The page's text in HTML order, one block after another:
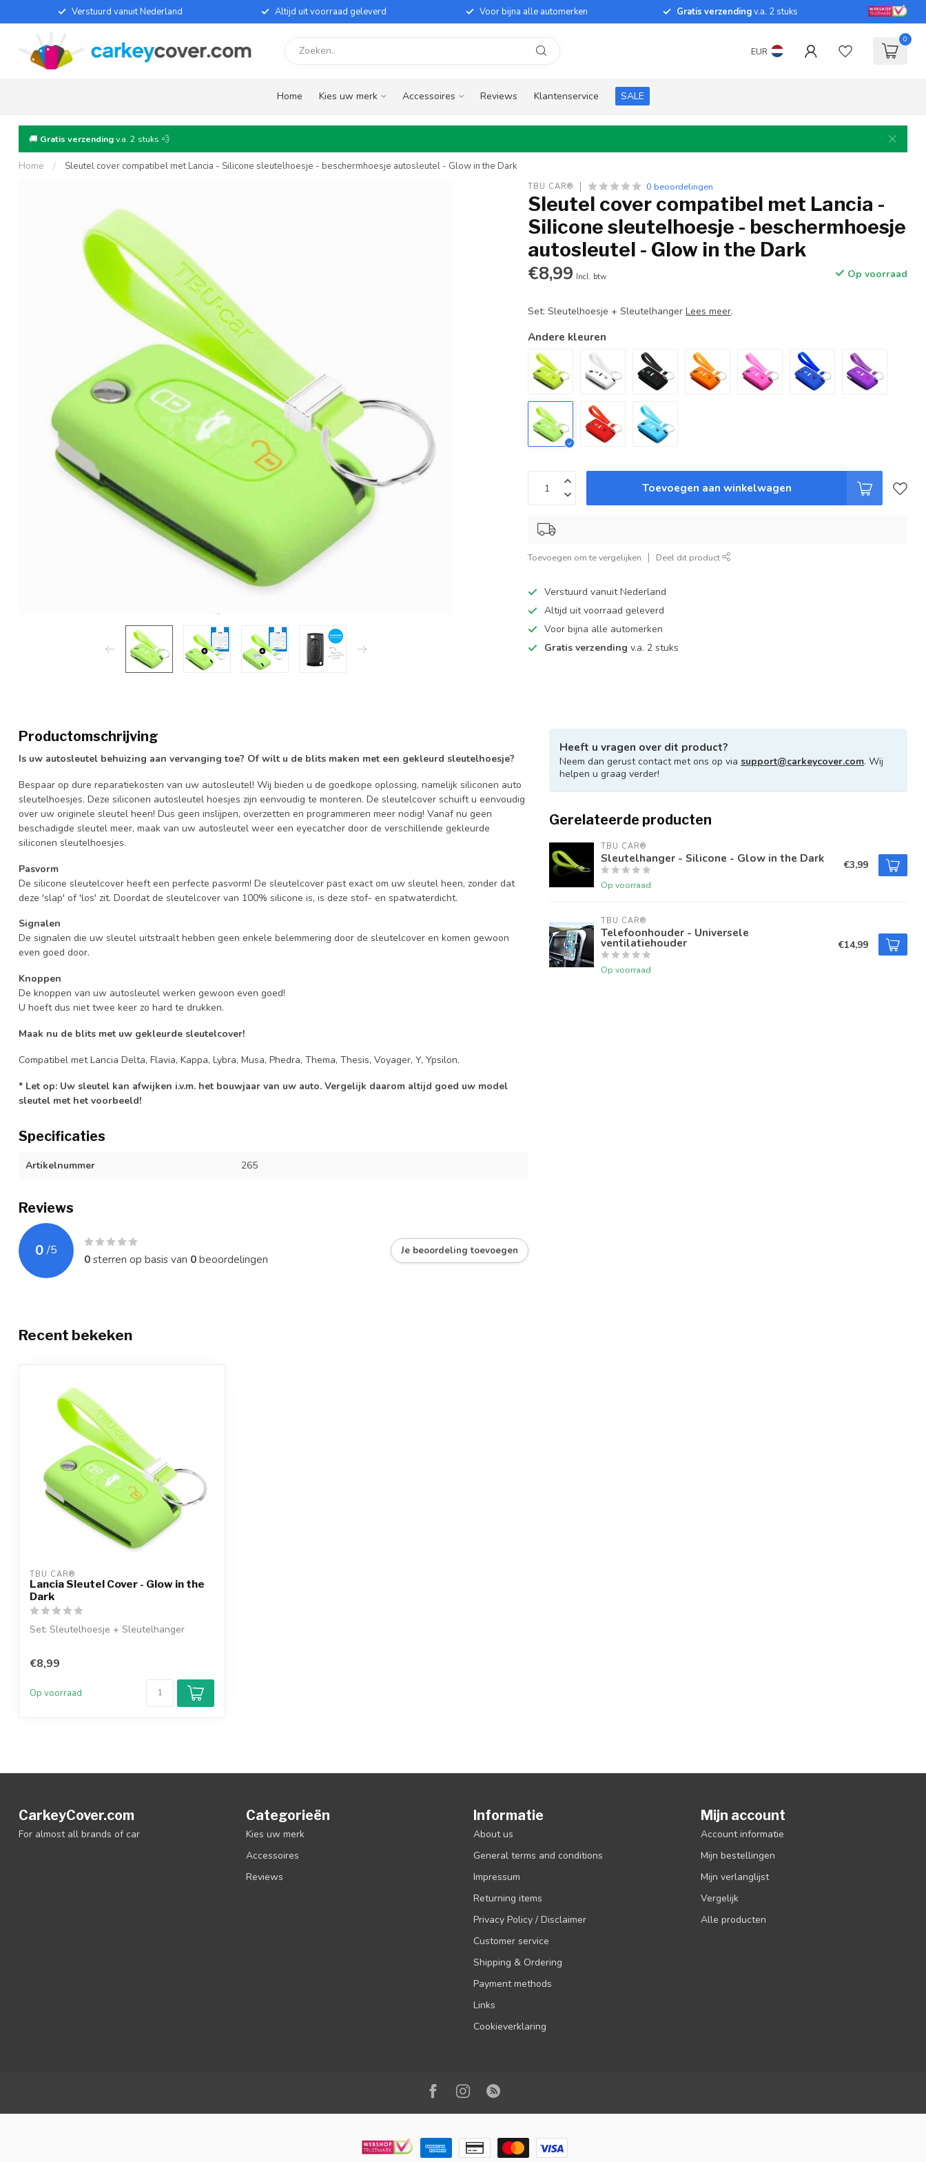
Verstuurd vanuit Nederland Altijd uit voorraad geleverd Voor bijna alle automerken Gratis verzendingv.a. 2 stuks
EUR
0
Home Kies uw merk Accessoires Reviews Klantenservice SALE
🚚 Gratis verzendingv.a. 2 stuks 💨
Home / Sleutel cover compatibel met Lancia - Silicone sleutelhoesje - beschermhoesje autosleutel - Glow in the Dark
TBU CAR® 0 beoordelingen
Sleutel cover compatibel met Lancia -
Silicone sleutelhoesje - beschermhoesje
autosleutel - Glow in the Dark
€8,99 Incl. btw Op voorraad
Set: Sleutelhoesje + SleutelhangerLees meer.
Andere kleuren
Toevoegen aan winkelwagen
Toevoegen om te vergelijken Deel dit product
Verstuurd vanuit Nederland
Altijd uit voorraad geleverd
Voor bijna alle automerken
Gratis verzending v.a. 2 stuks
Productomschrijving
Is uw autosleutel behuizing aan vervanging toe? Of wilt u de blits maken met een gekleurd sleutelhoesje?
Bespaar op dure reparatiekosten van uw autosleutel! Wij bieden u de goedkope oplossing, namelijk siliconen auto
sleutelhoesjes. Deze siliconen autosleutel hoesjes zijn eenvoudig te monteren. De sleutelcover schuift u eenvoudig
over uw originele sleutel heen! Dus geen inslijpen, overzetten en programmeren meer nodig! Vanaf nu geen
beschadigde sleutel meer, maak van uw autosleutel weer een eyecatcher door de verschillende gekleurde
siliconen sleutelhoesjes.
Pasvorm
De silicone sleutelcover heeft een perfecte pasvorm! De sleutelcover past exact om uw sleutel heen, zonder dat
deze 'slap' of 'los' zit. Doordat de sleutelcover van 100% silicone is, is deze stof- en spatwaterdicht.
Signalen
De signalen die uw sleutel uitstraalt hebben geen enkele belemmering door de sleutelcover en komen gewoon
even goed door.
Knoppen
De knoppen van uw autosleutel werken gewoon even goed!
U hoeft dus niet twee keer zo hard te drukken.
Maak nu de blits met uw gekleurde sleutelcover!
Compatibel met Lancia Delta, Flavia, Kappa, Lybra, Musa, Phedra, Thema, Thesis, Voyager, Y, Ypsilon.
* Let op: Uw sleutel kan afwijken i.v.m. het bouwjaar van uw auto. Vergelijk daarom altijd goed uw model
sleutel met het voorbeeld!
Specificaties
Artikelnummer 265
Reviews
0 /5
0sterren op basis van 0beoordelingen
Je beoordeling toevoegen
Heeft u vragen over dit product?
Neem dan gerust contact met ons op via support@carkeycover.com. Wij
helpen u graag verder!
Gerelateerde producten
TBU CAR®
Sleutelhanger - Silicone - Glow in the Dark
Op voorraad
€3,99
TBU CAR®
Telefoonhouder - Universele
ventilatiehouder
Op voorraad
€14,99
Recent bekeken
TBU CAR®
Lancia Sleutel Cover - Glow in the
Dark
Set: Sleutelhoesje + Sleutelhanger
€8,99
Op voorraad
CarkeyCover.com
For almost all brands of car
Categorieën
Kies uw merk
Accessoires
Reviews
Informatie
About us
General terms and conditions
Impressum
Returning items
Privacy Policy / Disclaimer
Customer service
Shipping & Ordering
Payment methods
Links
Cookieverklaring
Mijn account
Account informatie
Mijn bestellingen
Mijn verlanglijst
Vergelijk
Alle producten